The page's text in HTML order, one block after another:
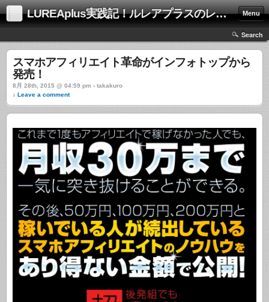
LUREAplus実践記！ルレアプラスのレビューサイト！ Menu
Search
スマホアフィリエイト革命がインフォトップから
発売！
8月 28th, 2015 @ 04:59 pm › takakuro
↓ Leave a comment